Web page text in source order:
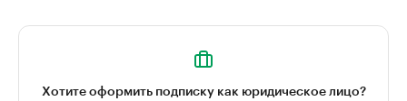
Хотите оформить подписку как юридическое лицо?